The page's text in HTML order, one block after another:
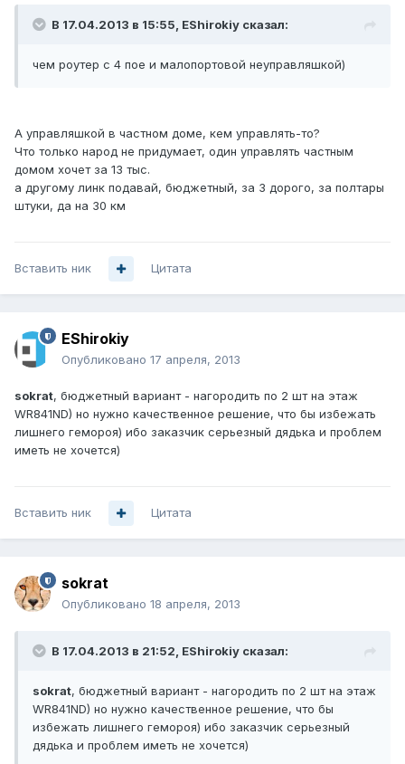
В 17.04.2013 в 15:55, EShirokiy сказал:
чем роутер с 4 пое и малопортовой неуправляшкой)
А управляшкой в частном доме, кем управлять-то?
Что только народ не придумает, один управлять частным
домом хочет за 13 тыс.
а другому линк подавай, бюджетный, за 3 дорого, за полтары
штуки, да на 30 км
Вставить ник Цитата
EShirokiy
Опубликовано 17 апреля, 2013
sokrat, бюджетный вариант - нагородить по 2 шт на этаж
WR841ND) но нужно качественное решение, что бы избежать
лишнего гемороя) ибо заказчик серьезный дядька и проблем
иметь не хочется)
Вставить ник Цитата
sokrat
Опубликовано 18 апреля, 2013
В 17.04.2013 в 21:52, EShirokiy сказал:
sokrat, бюджетный вариант - нагородить по 2 шт на этаж
WR841ND) но нужно качественное решение, что бы
избежать лишнего гемороя) ибо заказчик серьезный
дядька и проблем иметь не хочется)